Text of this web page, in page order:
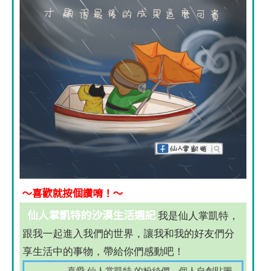
～喜歡就按個讚唷！～
仙人掌凱特的沙漠生活週記我是仙人掌凱特，
跟我一起進入我們的世界，讓我和我的好友們分
享生活中的事物，帶給你們感動吧！